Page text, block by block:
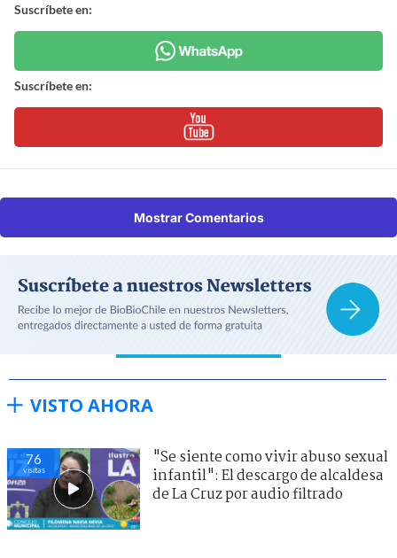
Suscríbete en:
Suscríbete en:
Mostrar Comentarios
VISTO AHORA
76
visitas
"Se siente como vivir abuso sexual
infantil": El descargo de alcaldesa
de La Cruz por audio filtrado